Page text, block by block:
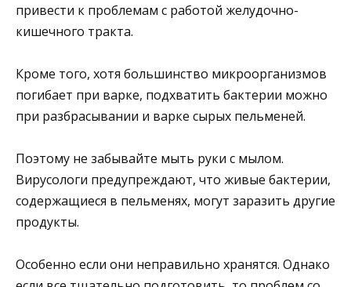
привести к проблемам с работой желудочно-
кишечного тракта.
Кроме того, хотя большинство микроорганизмов
погибает при варке, подхватить бактерии можно
при разбрасывании и варке сырых пельменей.
Поэтому не забывайте мыть руки с мылом.
Вирусологи предупреждают, что живые бактерии,
содержащиеся в пельменях, могут заразить другие
продукты.
Особенно если они неправильно хранятся. Однако